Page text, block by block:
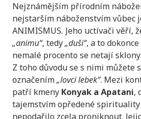
Nejznámějším přírodním
nejstarším náboženstvím vůbec
ANIMISMUS. Jeho uctívači věří,
„animu“, tedy„duši“, a to
nemalé procento se netají
Z toho důvodu se s nimi můžete
označením„lovci lebek“. Mezi
patří kmeny Konyak a Apatani,
tajemstvím opředené spirituality
nepodařilo zcela proniknout.